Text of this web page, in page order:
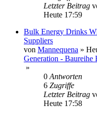
Letzter Beitrag
Heute 17:59
Bulk Energy Drinks
Suppliers
von Mannequena »
Generation - Baureihe
»
0 Antworten
6 Zugriffe
Letzter Beitrag
Heute 17:58